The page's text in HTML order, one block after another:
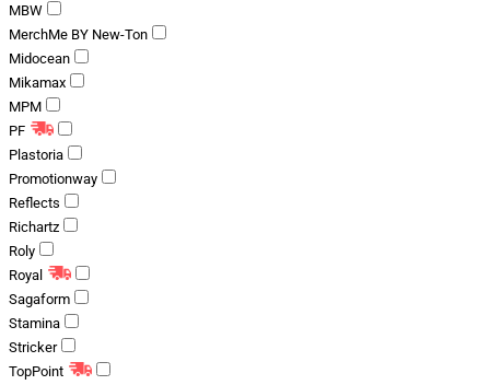
MBW
MerchMe BY New-Ton
Midocean
Mikamax
MPM
PF
Plastoria
Promotionway
Reflects
Richartz
Roly
Royal
Sagaform
Stamina
Stricker
TopPoint